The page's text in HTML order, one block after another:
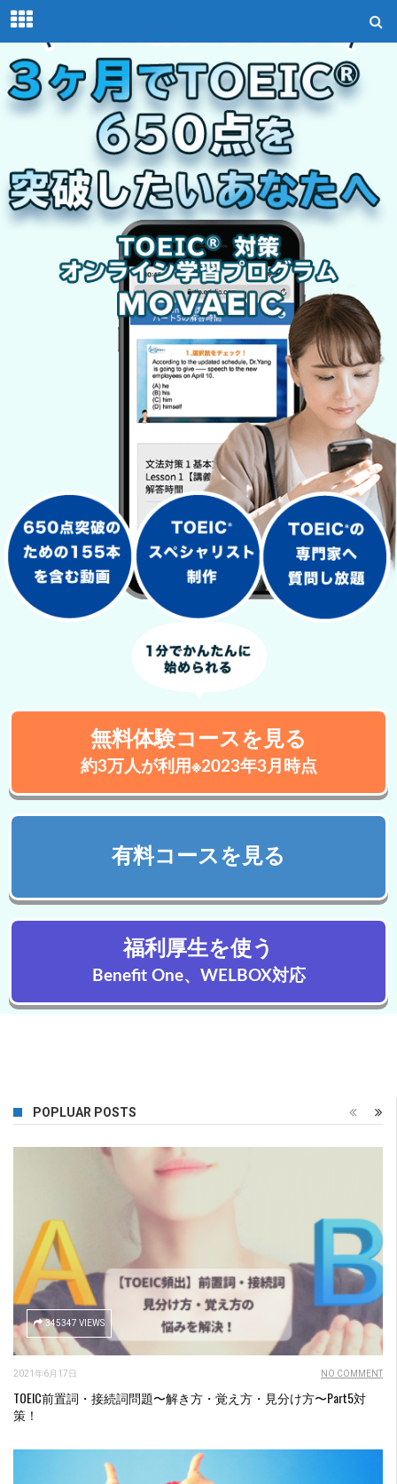
無料体験コースを見る
約3万人が利用※2023年3月時点
有料コースを見る
福利厚生を使う
Benefit One、WELBOX対応
POPLUAR POSTS
345347 VIEWS
2021年6月17日 NO COMMENT
TOEIC前置詞・接続詞問題〜解き方・覚え方・見分け方〜Part5対
策！